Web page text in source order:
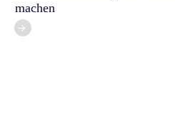
machen